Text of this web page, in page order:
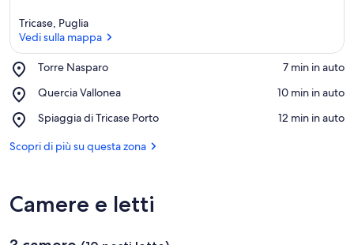
Tricase, Puglia
Vedi sulla mappa
Torre Nasparo
Place,
Nasparo
‪7 min in auto‬
Quercia Vallonea
Place,
Vallonea
‪10 min in auto‬
Spiaggia di Tricase Porto
Place,
di
‪12 min in auto‬
Scopri di più su questa zona
Camere e letti